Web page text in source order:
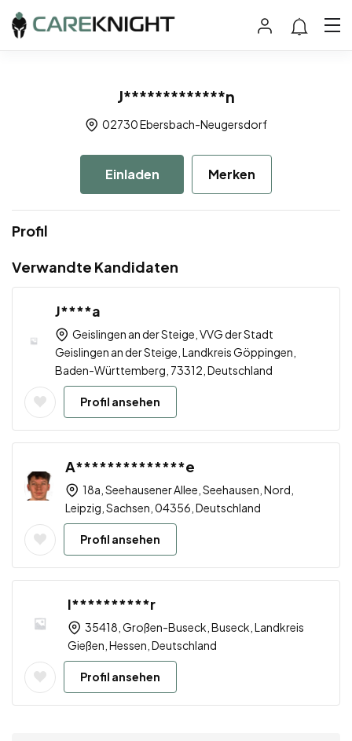
J*************n
02730 Ebersbach-Neugersdorf
Einladen Merken
Profil
Verwandte Kandidaten
J****a
Geislingen an der Steige, VVG der Stadt
Geislingen an der Steige, Landkreis Göppingen,
Baden-Württemberg, 73312, Deutschland
Profil ansehen
A**************e
18a, Seehausener Allee, Seehausen, Nord,
Leipzig, Sachsen, 04356, Deutschland
Profil ansehen
I**********r
35418, Großen-Buseck, Buseck, Landkreis
Gießen, Hessen, Deutschland
Profil ansehen